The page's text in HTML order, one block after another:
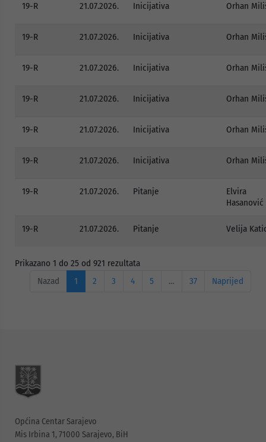
19-R 21.07.2026. Inicijativa Orhan
19-R 21.07.2026. Inicijativa Orhan
19-R 21.07.2026. Inicijativa Orhan
19-R 21.07.2026. Inicijativa Orhan
19-R 21.07.2026. Inicijativa Orhan
19-R 21.07.2026. Inicijativa Orhan
19-R 21.07.2026. Pitanje
Elvira
Hasanović
19-R 21.07.2026. Pitanje Velija
Prikazano 1 do 25 od 921 rezultata
Nazad
1 2 3 4 5 … 37 Naprijed
Općina Centar Sarajevo
Mis Irbina 1, 71000 Sarajevo, BiH